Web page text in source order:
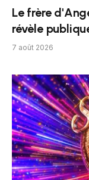
Le frère
révèle
7 août 2026